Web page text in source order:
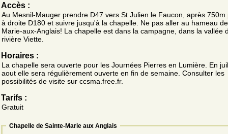
Accès :
Au Mesnil-Mauger prendre D47 vers St Julien le Faucon, après 750m
à droite D180 et suivre jusqu'à la chapelle. Ne pas aller au hameau
Marie-aux-Anglais! La chapelle est dans la campagne, dans la vallée
rivière Viette.
Horaires :
La chapelle sera ouverte pour les Journées Pierres en Lumière. En
aout elle sera régulièrement ouverte en fin de semaine. Consulter les
possibilités de visite sur ccsma.free.fr.
Tarifs :
Gratuit
Chapelle de Sainte-Marie aux Anglais